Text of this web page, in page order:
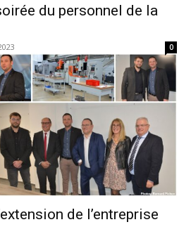
du personnel de la
0
de l’entreprise